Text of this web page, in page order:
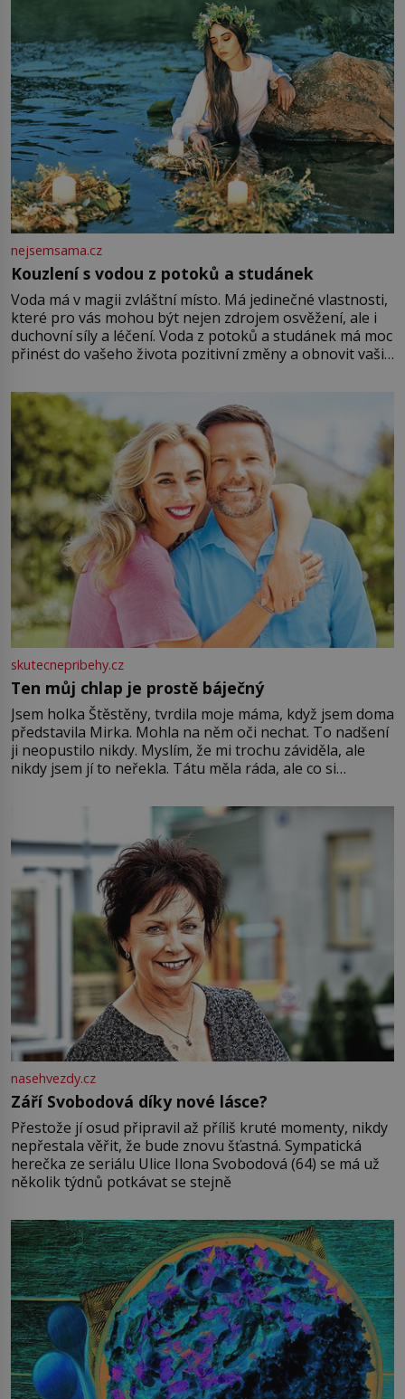
nejsemsama.cz
Kouzlení s vodou z potoků a studánek
Voda má v magii zvláštní místo. Má jedinečné vlastnosti,
které pro vás mohou být nejen zdrojem osvěžení, ale i
duchovní síly a léčení. Voda z potoků a studánek má moc
přinést do vašeho života pozitivní změny a obnovit vaši
můžete obohatit své rituály a přinést do svého života
větší harmonii a klid. Je důležité
skutecnepribehy.cz
Ten můj chlap je prostě báječný
Jsem holka Štěstěny, tvrdila moje máma, když jsem doma
představila Mirka. Mohla na něm oči nechat. To nadšení
ji neopustilo nikdy. Myslím, že mi trochu záviděla, ale
nikdy jsem jí to neřekla. Tátu měla ráda, ale co si
Jsme spolu moc rádi Tehdy byla jiná doba, když
nasehvezdy.cz
Září Svobodová díky nové lásce?
Přestože jí osud připravil až příliš kruté momenty, nikdy
nepřestala věřit, že bude znovu šťastná. Sympatická
herečka ze seriálu Ulice Ilona Svobodová (64) se má už
několik týdnů potkávat se stejně